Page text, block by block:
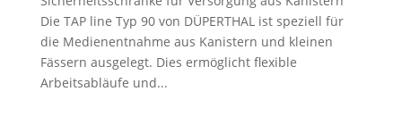
Die TAP line Typ 90 von DÜPERTHAL ist speziell für
die Medienentnahme aus Kanistern und kleinen
Fässern ausgelegt. Dies ermöglicht flexible
Arbeitsabläufe und...